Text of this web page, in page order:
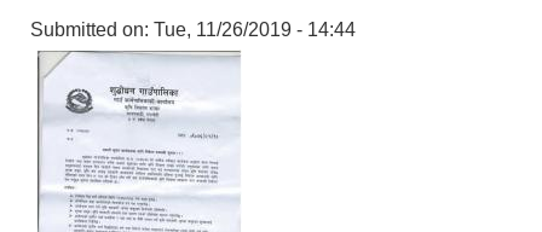
Submitted on: Tue, 11/26/2019 - 14:44